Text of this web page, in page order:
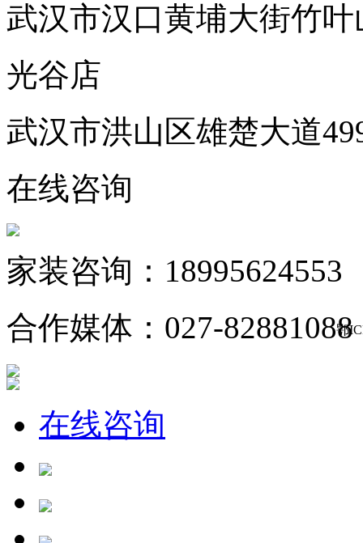
武汉市汉口黄埔大街竹
光谷店
武汉市洪山区雄楚大道
在线咨询
家装咨询：18995624553
合作媒体：027-82881088
鄂
在线咨询